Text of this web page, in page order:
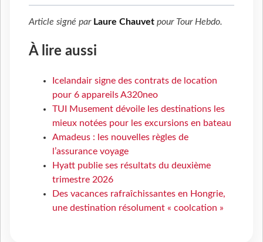
Article signé par Laure Chauvet pour Tour Hebdo.
À lire aussi
Icelandair signe des contrats de location
pour 6 appareils A320neo
TUI Musement dévoile les destinations les
mieux notées pour les excursions en bateau
Amadeus : les nouvelles règles de
l’assurance voyage
Hyatt publie ses résultats du deuxième
trimestre 2026
Des vacances rafraîchissantes en Hongrie,
une destination résolument « coolcation »